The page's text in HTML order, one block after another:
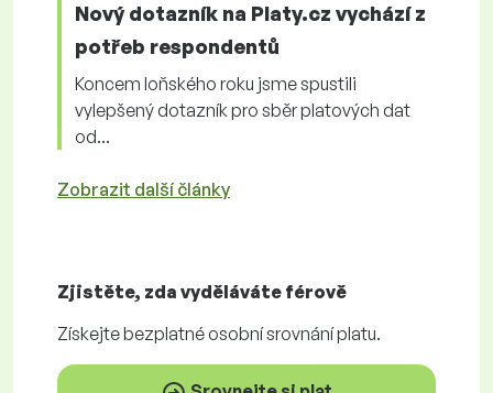
Nový dotazník na Platy.cz vychází z
potřeb respondentů
Koncem loňského roku jsme spustili
vylepšený dotazník pro sběr platových dat
od...
Zobrazit další články
Zjistěte, zda vyděláváte férově
Získejtebezplatnéosobní srovnání platu.